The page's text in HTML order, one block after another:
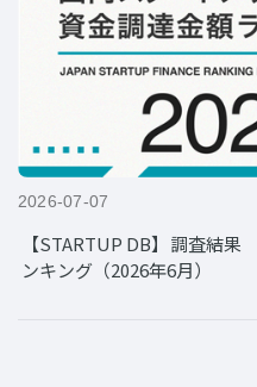
2026-07-07
【STARTUP DB】調査結
ンキング（2026年6月）